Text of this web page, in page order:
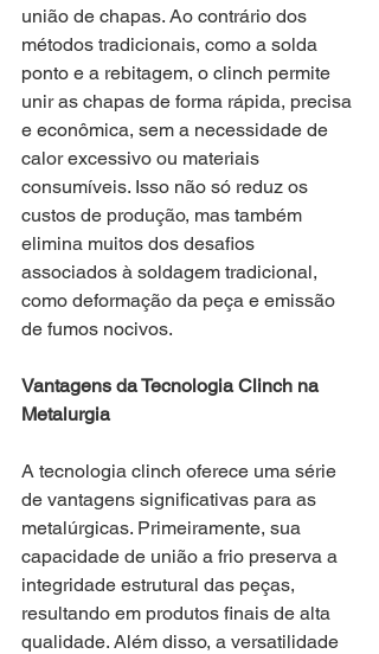
união de chapas. Ao contrário dos
métodos tradicionais, como a solda
ponto e a rebitagem, o clinch permite
unir as chapas de forma rápida, precisa
e econômica, sem a necessidade de
calor excessivo ou materiais
consumíveis. Isso não só reduz os
custos de produção, mas também
elimina muitos dos desafios
associados à soldagem tradicional,
como deformação da peça e emissão
de fumos nocivos.
Vantagens da Tecnologia Clinch na
Metalurgia
A tecnologia clinch oferece uma série
de vantagens significativas para as
metalúrgicas. Primeiramente, sua
capacidade de união a frio preserva a
integridade estrutural das peças,
resultando em produtos finais de alta
qualidade. Além disso, a versatilidade